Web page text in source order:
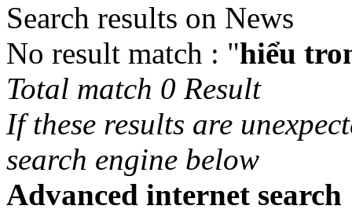
Search results on News
No result match : "hiểu
Total match 0 Result
If these results are
search engine below
Advanced internet search